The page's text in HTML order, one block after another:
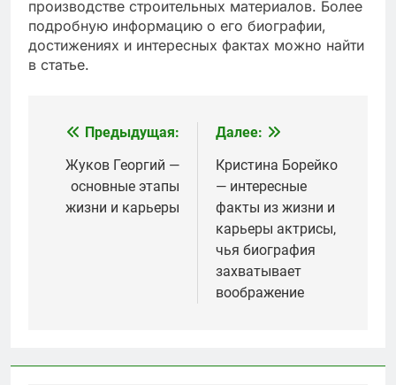
производстве строительных материалов. Более
подробную информацию о его биографии,
достижениях и интересных фактах можно найти
в статье.
Навигация
по
записям
Предыдущая:
Жуков Георгий —
основные этапы
жизни и карьеры
Далее:
Кристина Борейко
— интересные
факты из жизни и
карьеры актрисы,
чья биография
захватывает
воображение